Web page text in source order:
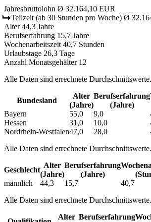
Jahresbruttolohn Ø 32.164,10 EUR
Teilzeit (ab 30 Stunden pro Woche) Ø
Alter 44,3 Jahre
Berufserfahrung 15,7 Jahre
Wochenarbeitszeit 40,7 Stunden
Urlaubstage 26,3 Tage
Anzahl Monatsgehälter 12
Alle Daten sind errechnete Durchschnittswerte.
Bundesland
Alter
(Jahre)
Berufs­erfahrung
(Jahre)
Bayern
55,0 9,0
Hessen
31,0 10,0
Nordrhein-Westfalen47,0 28,0
Alle Daten sind errechnete Durchschnittswerte.
Geschlecht
Alter
(Jahre)
Berufs­erfahrung
(Jahre)
männlich
44,3 15,7 40,7
Alle Daten sind errechnete Durchschnittswerte.
Alter Berufs­erfahrung